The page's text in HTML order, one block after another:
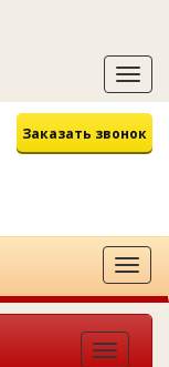
Заказать звонок
Toggle